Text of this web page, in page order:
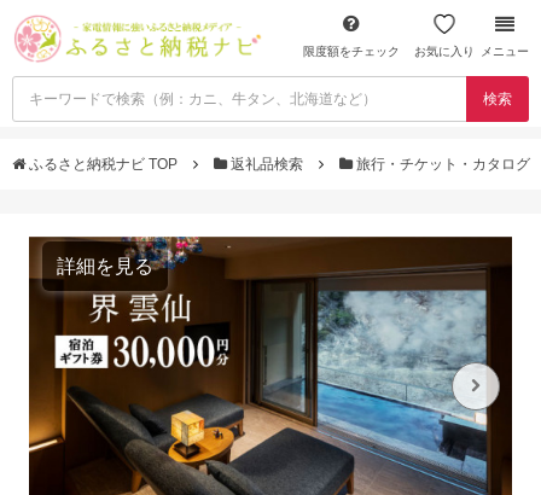
限度額をチェック お気に入り メニュー
検索
ふるさと納税ナビ TOP 返礼品検索 旅行・チケット・カタログ
詳細を見る